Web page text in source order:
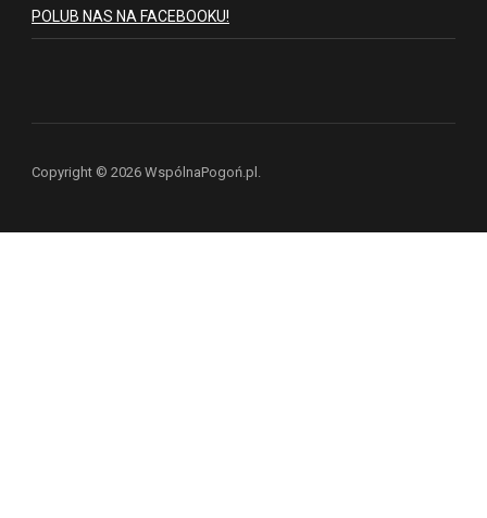
POLUB NAS NA FACEBOOKU!
Copyright © 2026 WspólnaPogoń.pl.